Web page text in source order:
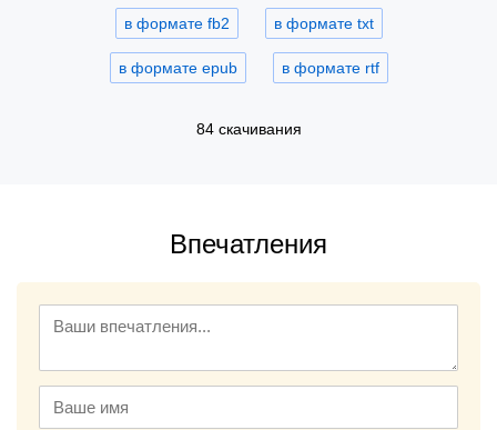
в формате fb2 в формате txt
в формате epub в формате rtf
84 скачивания
Впечатления